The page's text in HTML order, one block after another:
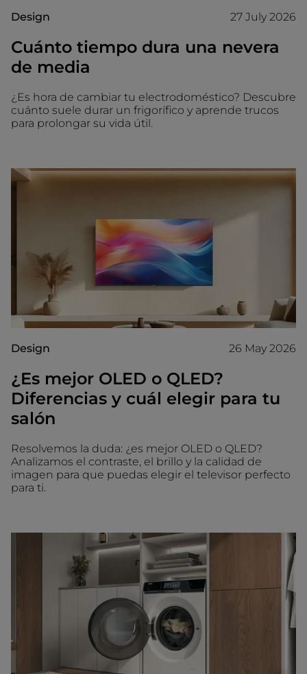
Design 27 July 2026
Cuánto tiempo dura una nevera
de media
¿Es hora de cambiar tu electrodoméstico? Descubre
cuánto suele durar un frigorífico y aprende trucos
para prolongar su vida útil.
Design 26 May 2026
¿Es mejor OLED o QLED?
Diferencias y cuál elegir para tu
salón
Resolvemos la duda: ¿es mejor OLED o QLED?
Analizamos el contraste, el brillo y la calidad de
imagen para que puedas elegir el televisor perfecto
para ti.